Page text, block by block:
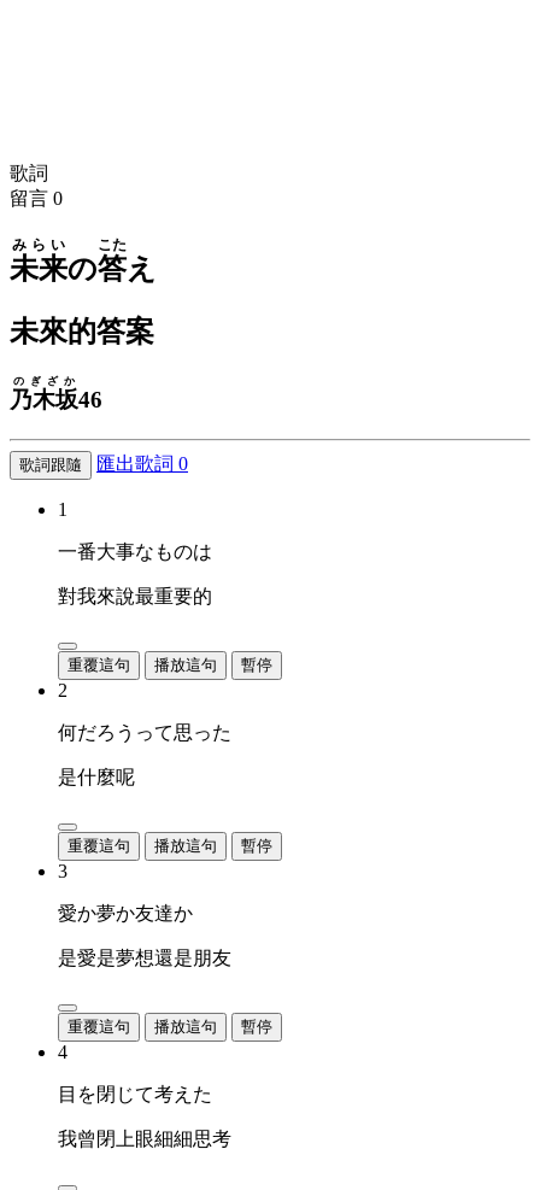
歌詞
留言 0
未来
みらい
の答
こた
え
未來的答案
乃木坂
のぎざか
46
歌詞跟隨 匯出歌詞 0
1
一番大事なものは
對我來說最重要的
重覆這句 播放這句 暫停
2
何だろうって思った
是什麼呢
重覆這句 播放這句 暫停
3
愛か夢か友達か
是愛是夢想還是朋友
重覆這句 播放這句 暫停
4
目を閉じて考えた
我曾閉上眼細細思考